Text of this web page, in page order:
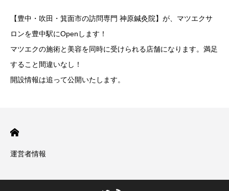
【豊中・吹田・箕面市の訪問専門 神原鍼灸院】が、マツエクサ
ロンを豊中駅にOpenします！
マツエクの施術と美容を同時に受けられる店舗になります。満足
すること間違いなし！
開設情報は追って公開いたします。
運営者情報